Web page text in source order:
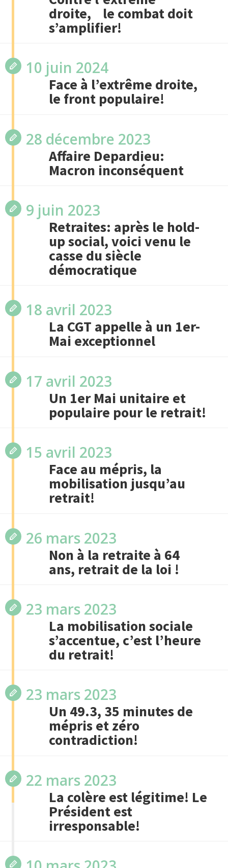
droite, le combat doit
s’amplifier!
10 juin 2024
Face à l’extrême droite,
le front populaire!
28 décembre 2023
Affaire Depardieu:
Macron inconséquent
9 juin 2023
Retraites: après le hold-
up social, voici venu le
casse du siècle
démocratique
18 avril 2023
La CGT appelle à un 1er-
Mai exceptionnel
17 avril 2023
Un 1er Mai unitaire et
populaire pour le retrait!
15 avril 2023
Face au mépris, la
mobilisation jusqu’au
retrait!
26 mars 2023
Non à la retraite à 64
ans, retrait de la loi !
23 mars 2023
La mobilisation sociale
s’accentue, c’est l’heure
du retrait!
23 mars 2023
Un 49.3, 35 minutes de
mépris et zéro
contradiction!
22 mars 2023
La colère est légitime! Le
Président est
irresponsable!